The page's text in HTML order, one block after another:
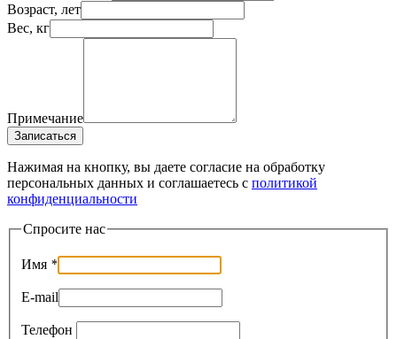
Возраст, лет
Вес, кг
Примечание
Записаться
Нажимая на кнопку, вы даете согласие на обработку
персональных данных и соглашаетесь c политикой
конфиденциальности
Спросите нас
Имя *
E-mail
Телефон